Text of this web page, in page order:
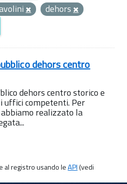
dehors
dehors centro
dehors centro storico e
uffici competenti. Per
realizzato la
al registro usando leAPI(vedi